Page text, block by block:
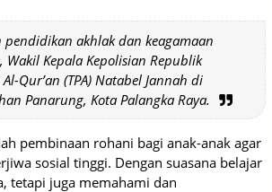
akhlak dan keagamaan
Kepala Kepolisian Republik
Qur’an (TPA) Natabel Jannah di
Panarung, Kota Palangka Raya.
pembinaan rohani bagi anak-anak agar
sosial tinggi. Dengan suasana belajar
tetapi juga memahami dan